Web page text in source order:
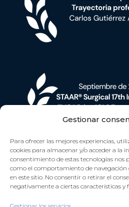
Gestionar
Para ofrecer las mejores experiencias,
cookies para almacenar y/o acceder a la
consentimiento de estas tecnologías nos
como el comportamiento de navegación
en este sitio. No consentir o retirar el
negativamente a ciertas características y